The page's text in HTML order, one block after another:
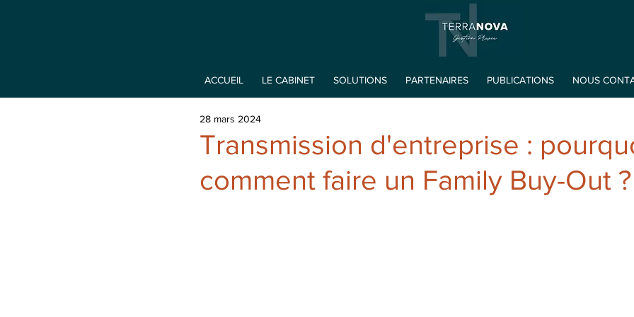
ACCUEIL LE CABINET SOLUTIONS PARTENAIRES PUBLICATIONS NOUS
Transmission d'entreprise :
comment faire un Family Buy-Out ?
28 mars 2024